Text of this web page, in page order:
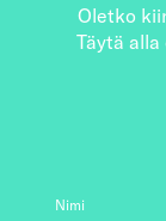
Oletko
Täytä alla
Nimi